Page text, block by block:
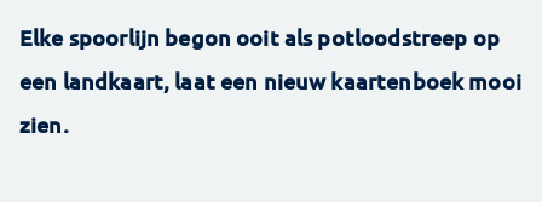
Elke spoorlijn begon ooit als potloodstreep op
een landkaart, laat een nieuw kaartenboek mooi
zien.